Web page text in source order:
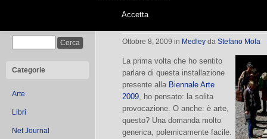
Categorie
Arte
Libri
Net Journal
The Collectors
Ottobre 8, 2009 in Medley da Stefano Mola
La prima volta che ho sentito
parlare di questa installazione
presente alla Biennale Arte
2009, ho pensato: la solita
provocazione. O anche: è arte,
questo? Una domanda molto
generica, polemicamente facile.
Accetta